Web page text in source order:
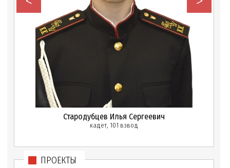
Стародубцев Илья Сергеевич
кадет, 101 взвод
ПРОЕКТЫ